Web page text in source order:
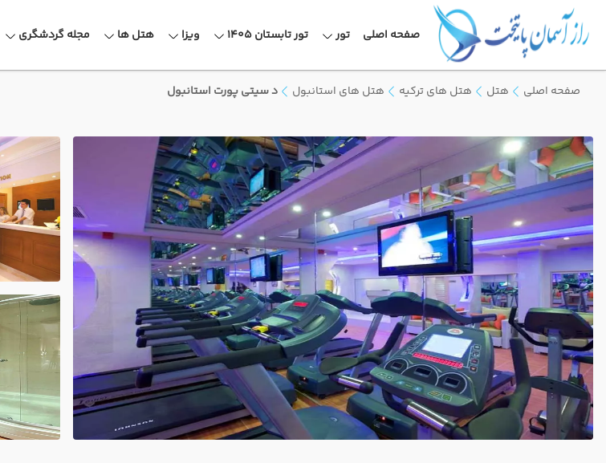
صفحه اصلی تور تور تابستان 1405 ویزا هتل ها مجله گردشگری
صفحه اصلی هتل هتل های ترکیه هتل های استانبول د سیتی پورت استانبول